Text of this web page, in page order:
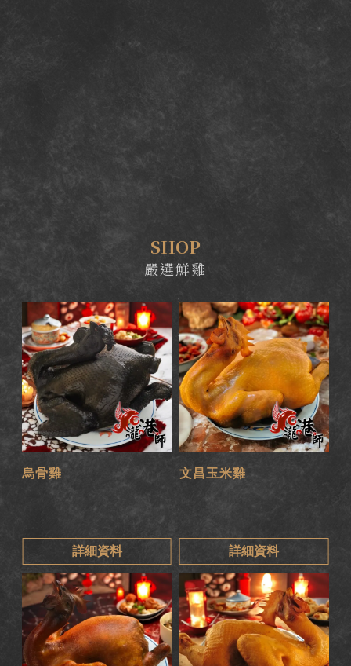
SHOP
嚴選鮮雞
烏骨雞
詳細資料
文昌玉米雞
詳細資料